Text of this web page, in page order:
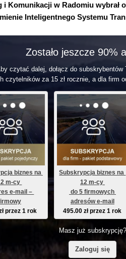
i Komunikacji w Radomiu
Inteligentnego Systemu
Zostało jeszcze 90%
czytać dalej, dołącz do subskrybentów
czytelników za 15 zł rocznie, a dla firm
biznes na
m-cy
przez 1 rok
Subskrypcja biznes na
12 m-cy
adresów e-mail
495.00zł przez 1 rok
Masz już subskrypcję?
Zaloguj się